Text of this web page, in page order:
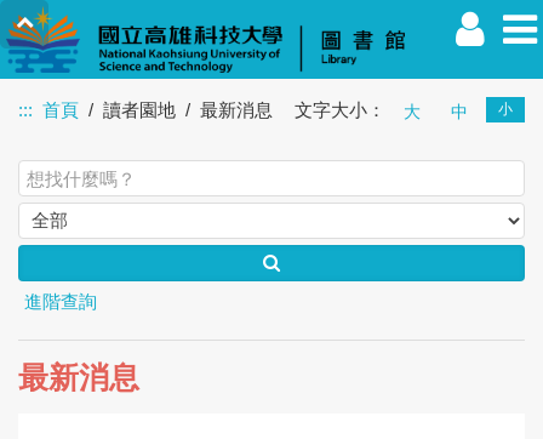
教職員 學生 校友 其他 訪客
::: 首頁 讀者園地 最新消息 文字大小： 大 中 小
進階查詢
最新消息